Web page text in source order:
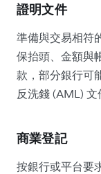
證明文件
準備與交易相符
保抬頭、金額與
款，部分銀行可
反洗錢 (AML) 文
商業登記
按銀行或平台要